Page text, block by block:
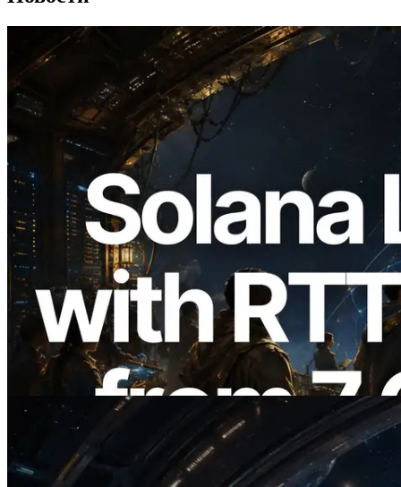
2026.08.05
ERPC расширяет Solana Leader Slot
API измерением ping из 7 глобальных
регионов — также запущен Validators
Information API